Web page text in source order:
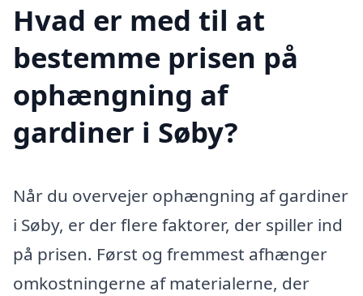
Hvad er med til at
bestemme prisen på
ophængning af
gardiner i Søby?
Når du overvejer ophængning af gardiner
i Søby, er der flere faktorer, der spiller ind
på prisen. Først og fremmest afhænger
omkostningerne af materialerne, der